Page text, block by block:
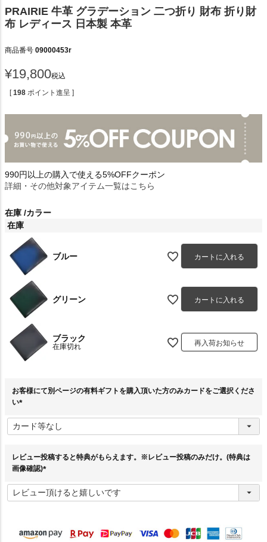
PRAIRIE 牛革 グラデーション 二つ折り 財布 折り財
布 レディース 日本製 本革
商品番号 09000453r
¥19,800税込
[ 198 ポイント進呈 ]
990円以上の購入で使える5%OFFクーポン
詳細・その他対象アイテム一覧はこちら
在庫 カラー
在庫
ブルー カートに入れる
グリーン カートに入れる
ブラック
在庫切れ 再入荷お知らせ
お客様にて別ページの有料ギフトを購入頂いた方のみカードをご選択くださ
い
必
須
レビュー投稿すると特典がもらえます。※レビュー投稿のみだけ。(特典は
画像確認)
必
須